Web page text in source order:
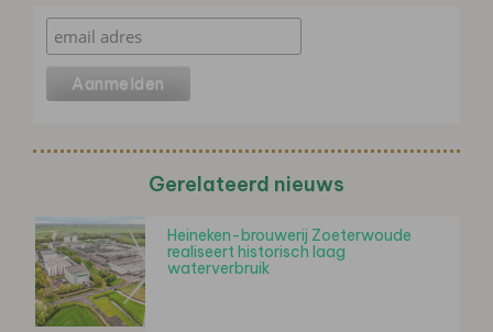
Gerelateerd nieuws
Heineken-brouwerij Zoeterwoude
realiseert historisch laag
waterverbruik